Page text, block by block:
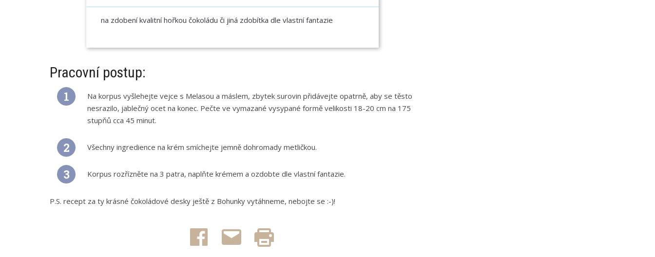
na zdobení kvalitní hořkou čokoládu či jiná zdobítka dle vlastní fantazie
Pracovní postup:
Na korpus vyšlehejte vejce s Melasou a máslem, zbytek surovin přidávejte opatrně, aby se těsto
nesrazilo, jablečný ocet na konec. Pečte ve vymazané vysypané formě velikosti 18-20 cm na 175
stupňů cca 45 minut.
Všechny ingredience na krém smíchejte jemně dohromady metličkou.
Korpus rozřízněte na 3 patra, naplňte krémem a ozdobte dle vlastní fantazie.
P.S. recept za ty krásné čokoládové desky ještě z Bohunky vytáhneme, nebojte se :-)!
Click Poslat
emailem
(Otevře